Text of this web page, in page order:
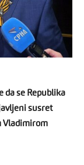
da se Republika
susret
Vladimirom